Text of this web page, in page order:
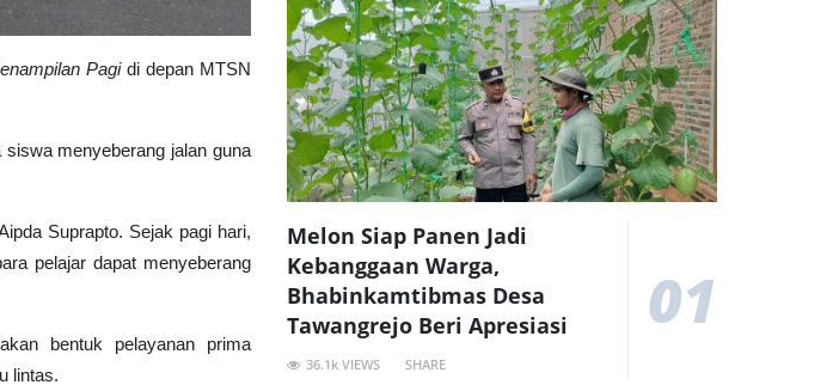
Pagidi depan MTSN
menyeberang jalan guna
Suprapto. Sejak pagi hari,
pelajar dapat menyeberang
bentuk pelayanan prima
lintas.
Melon Siap Panen Jadi
Kebanggaan Warga,
Bhabinkamtibmas Desa
Tawangrejo Beri Apresiasi
36.1k VIEWS SHARE
01